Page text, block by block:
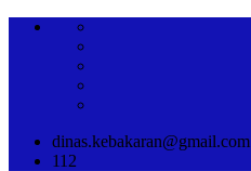
dinas.kebakaran@gmail.com
112